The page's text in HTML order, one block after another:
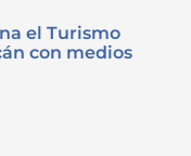
el Turismo
con medios